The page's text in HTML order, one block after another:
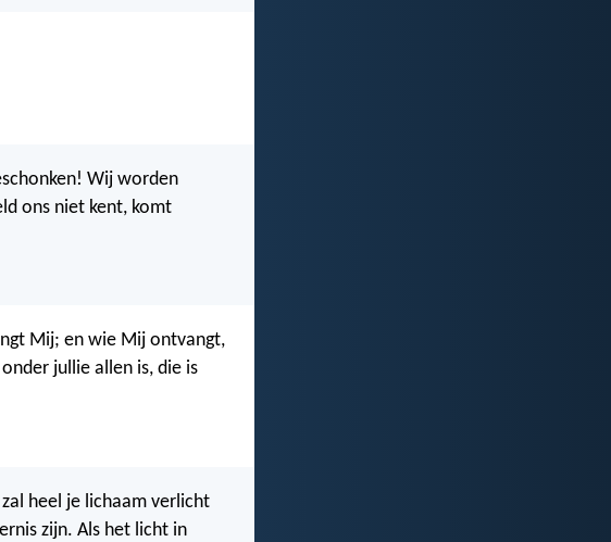
Wij worden
ons niet kent, komt
Mij; en wie Mij ontvangt,
jullie allen is, die is
heel je lichaam verlicht
zijn. Als het licht in